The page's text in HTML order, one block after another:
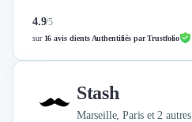
Packaging & Emballages
Support Client
Téléphonie & Télécommunication
Maintenance et Infogérance
4.9/5
sur 16 avis clients Authentifiés par Trustfolio
Stash
Marseille, Paris et 2 autres